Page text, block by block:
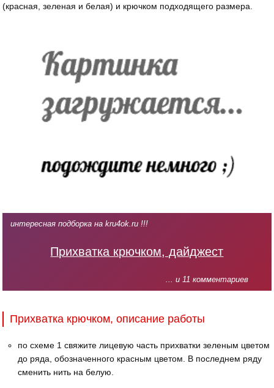
(красная, зеленая и белая) и крючком подходящего размера.
интересная подборка на kru4ok.ru !!!
Прихватка крючком, дайджест
... и 11 комментариев
Прихватка крючком, описание работы
по схеме 1 свяжите лицевую часть прихватки зеленым цветом
до ряда, обозначенного красным цветом. В последнем ряду
сменить нить на белую.